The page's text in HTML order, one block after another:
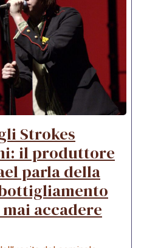
Strokes
il produttore
parla della
accadere